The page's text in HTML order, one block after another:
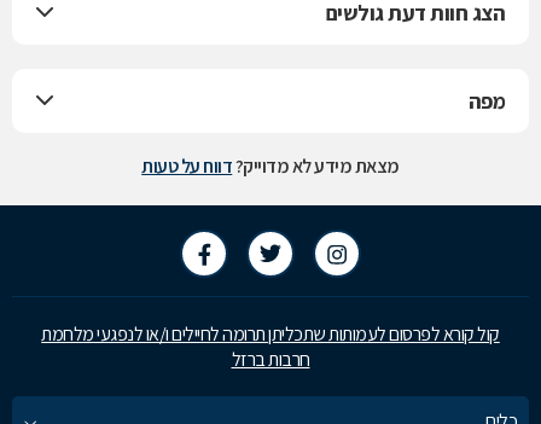
הצג חוות דעת גולשים
מפה
מצאת מידע לא מדוייק?דווח על טעות
קול קורא לפרסום לעמותות שתכליתן תרומה לחיילים ו/או לנפגעי מלחמת
חרבות ברזל